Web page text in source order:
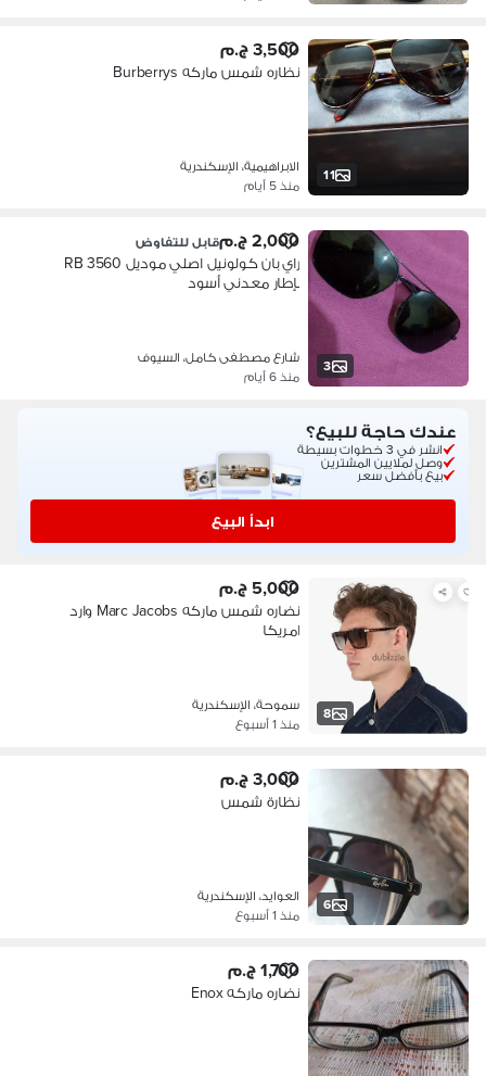
11
3,500 ج.م
نظاره شمس ماركه Burberrys
الابراهيمية، الإسكندرية
منذ 5 أيام
3
2,000 ج.م قابل للتفاوض
راي بان كولونيل اصلي موديل RB 3560
بإطار معدني أسود
شارع مصطفى كامل، السيوف
منذ 6 أيام
عندك حاجة للبيع؟
انشر في 3 خطوات بسيطة
وصل لملايين المشترين
بيع بأفضل سعر
ابدأ البيع
8
5,000 ج.م
نضاره شمس ماركه Marc Jacobs وارد
امريكا
سموحة، الإسكندرية
منذ 1 أسبوع
6
3,000 ج.م
نظارة شمس
العوايد، الإسكندرية
منذ 1 أسبوع
1,700 ج.م
نضاره ماركه Enox